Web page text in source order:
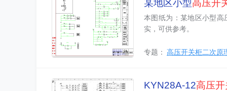
某地区小型高压开
本图纸为：某地区小型
实，可供参考。
专题： 高压开关柜二次原
KYN28A-12高压开